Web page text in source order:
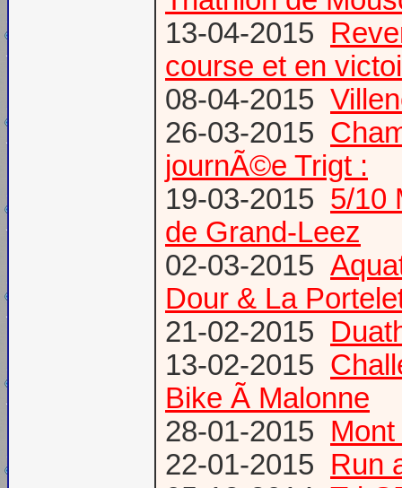
13-04-2015
course et en
08-04-2015
26-03-2015
journÃ©e Trigt :
19-03-2015 5/10
de Grand-Leez
02-03-2015
Dour & La
21-02-2015
13-02-2015
Bike Ã Malonne
28-01-2015
22-01-2015 Run